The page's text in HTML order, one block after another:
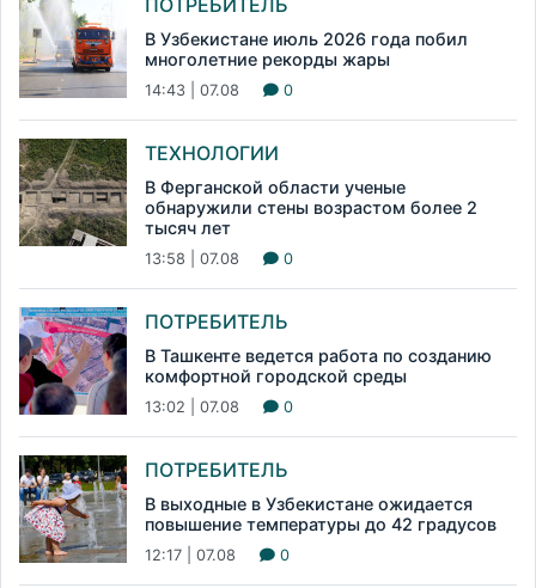
ПОТРЕБИТЕЛЬ
В Узбекистане июль 2026 года побил
многолетние рекорды жары
14:43 | 07.08 0
ТЕХНОЛОГИИ
В Ферганской области ученые
обнаружили стены возрастом более 2
тысяч лет
13:58 | 07.08 0
ПОТРЕБИТЕЛЬ
В Ташкенте ведется работа по созданию
комфортной городской среды
13:02 | 07.08 0
ПОТРЕБИТЕЛЬ
В выходные в Узбекистане ожидается
повышение температуры до 42 градусов
12:17 | 07.08 0